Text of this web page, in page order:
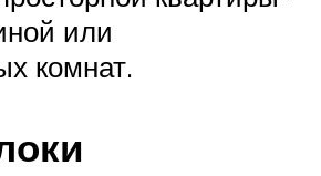
или
комнат.